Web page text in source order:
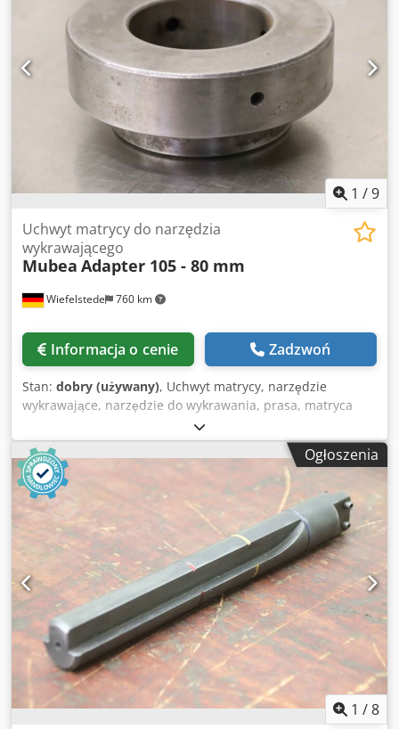
1 /9
Wiefelstede 760 km
Uchwyt matrycy do narzędzia
wykrawającego
Mubea Adapter 105 - 80 mm
Informacja o cenie Zadzwoń
Stan: dobry (używany), Uchwyt matrycy, narzędzie
wykrawające, narzędzie do wykrawania, prasa, matryca
wykrawająca, stempel wykrawający, stempel, matryca
okrągła, redukcja matrycy Dwsdpfx Apeiqhhco Ioa -
Producent: Mubea, uchwyt narzędziowy do wykrawania z
redukcją matrycy - Typ: Mocowanie 105 - 80 mm - Wymiary
całościowe: Ø 150 x 60 mm - Waga: 4,7 kg
Ogłoszenia
1 /8